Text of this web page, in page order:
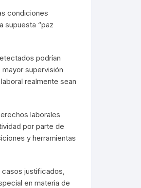
condiciones
supuesta “paz
podrían
supervisión
realmente sean
laborales
por parte de
y herramientas
casos justificados,
en materia de